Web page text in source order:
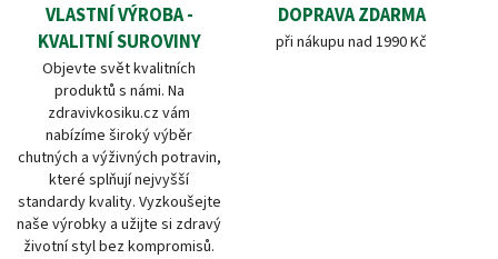
VLASTNÍ VÝROBA -
KVALITNÍ SUROVINY
Objevte svět kvalitních
produktů s námi. Na
zdravivkosiku.cz vám
nabízíme široký výběr
chutných a výživných potravin,
které splňují nejvyšší
standardy kvality. Vyzkoušejte
naše výrobky a užijte si zdravý
životní styl bez kompromisů.
DOPRAVA ZDARMA
při nákupu nad 1990 Kč